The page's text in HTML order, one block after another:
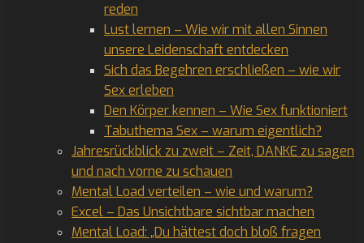
reden
Lust lernen – Wie wir mit allen Sinnen
unsere Leidenschaft entdecken
Sich das Begehren erschließen – wie wir
Sex erleben
Den Körper kennen – Wie Sex funktioniert
Tabuthema Sex – warum eigentlich?
Jahresrückblick zu zweit – Zeit, DANKE zu sagen
und nach vorne zu schauen
Mental Load verteilen – wie und warum?
Excel – Das Unsichtbare sichtbar machen
Mental Load: „Du hättest doch bloß fragen